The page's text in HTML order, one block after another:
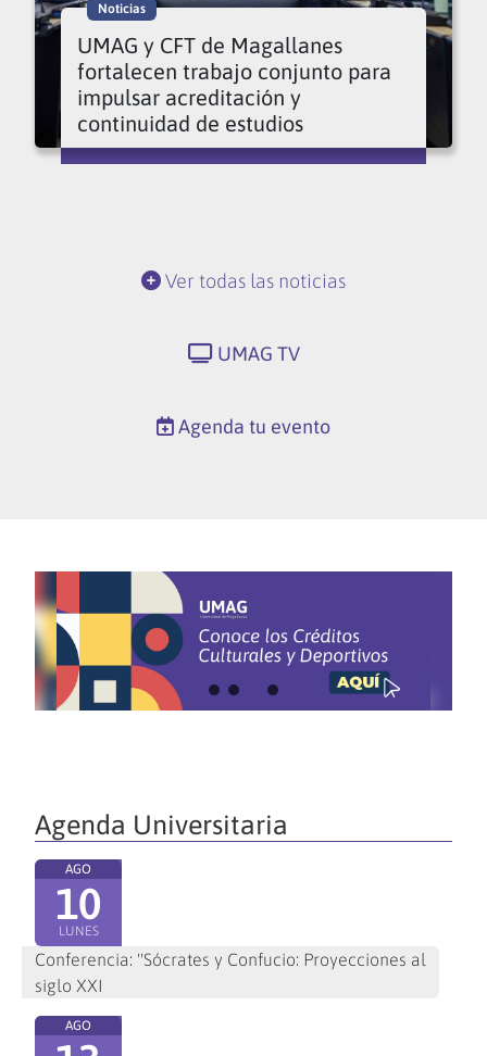
Noticias
UMAG y CFT de Magallanes
fortalecen trabajo conjunto para
impulsar acreditación y
continuidad de estudios
Ver todas las noticias
UMAG TV
Agenda tu evento
Agenda Universitaria
AGO
10
LUNES
Conferencia: "Sócrates y Confucio: Proyecciones al
siglo XXI
AGO